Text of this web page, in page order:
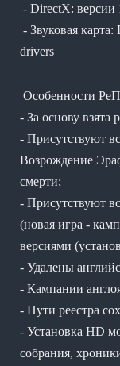
- DirectX: версии
- Звуковая
drivers
Особенности
- За основу взята
- Присутствуют
Возрождение
смерти;
- Присутствуют
(новая игра -
версиями
- Удалены
- Кампании
- Пути реестра
- Установка HD
собрания,